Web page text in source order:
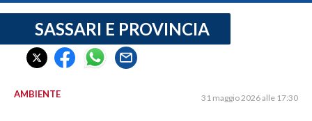
CRONACA SARDEGNA
CAGLIARI
SULCIS IGLESIENTE
SASSARI E PROVINCIA
AMBIENTE 31 maggio 2026 alle 17:30